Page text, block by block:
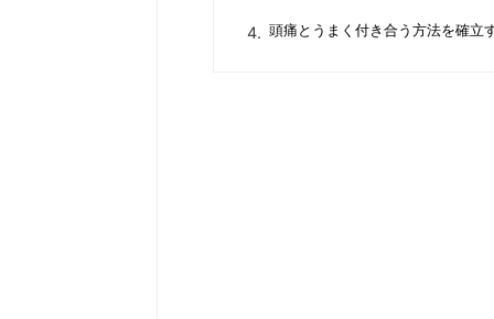
頭痛とうまく付き合う方法を確立